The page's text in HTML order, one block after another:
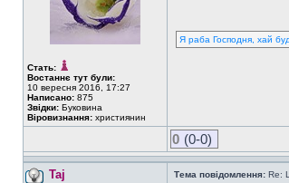
Стать:
Востаннє тут були:
10 вересня 2016, 17:27
Написано: 875
Звідки: Буковина
Віровизнання: християнин
Я раба Господня, хай
0 (0-0)
Taj Тема повідомлення: Re: